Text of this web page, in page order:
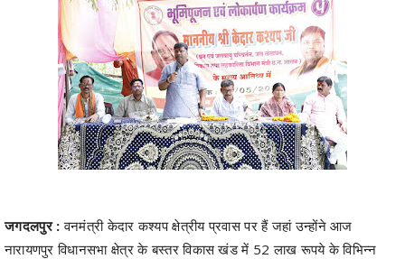
जगदलपुर : वनमंत्री केदार कश्यप क्षेत्रीय प्रवास पर हैं जहां उन्होंने आज
नारायणपुर विधानसभा क्षेत्र के बस्तर विकास खंड में 52 लाख रूपये के विभिन्न